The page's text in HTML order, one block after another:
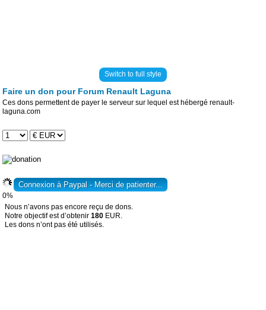
Switch to full style
Faire un don pour Forum Renault Laguna
Ces dons permettent de payer le serveur sur lequel est hébergé renault-
laguna.com
0%
Nous n’avons pas encore reçu de dons.
Notre objectif est d’obtenir 180 EUR.
Les dons n’ont pas été utilisés.